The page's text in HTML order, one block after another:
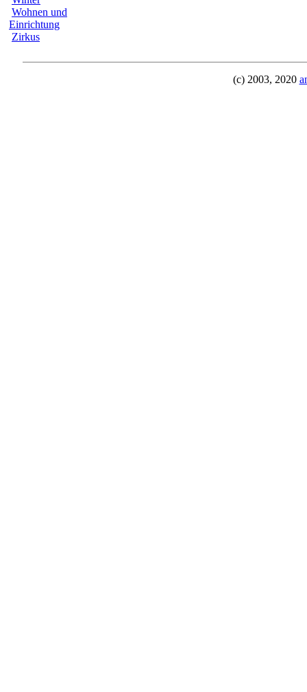
Wohnen und
Einrichtung
Zirkus
(c) 2003, 2020